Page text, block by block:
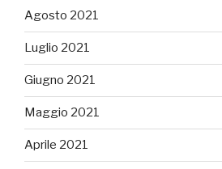
Agosto 2021
Luglio 2021
Giugno 2021
Maggio 2021
Aprile 2021